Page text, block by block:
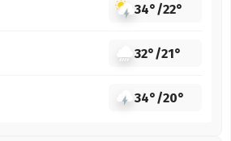
34°/22°
32°/21°
34°/20°